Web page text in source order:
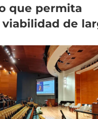
que permita
viabilidad de